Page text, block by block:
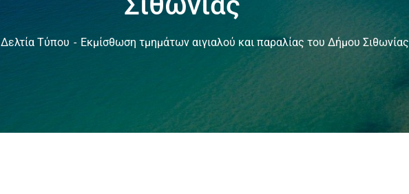
Δελτία Τύπου Εκμίσθωση τμημάτων αιγιαλού και παραλίας του Δήμου Σιθωνίας